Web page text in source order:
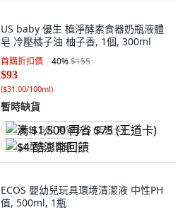
US baby 優生 植淨酵素食器奶瓶液體
皂 冷壓橘子油 柚子香, 1個, 300ml
首購折扣價 40%$155
$93
($31.00/100ml)
暫時缺貨
满 $1,500 再省 $75 (王道卡)
$4 酷澎幣回饋
ECOS 嬰幼兒玩具環境清潔液 中性PH
值, 500ml, 1瓶